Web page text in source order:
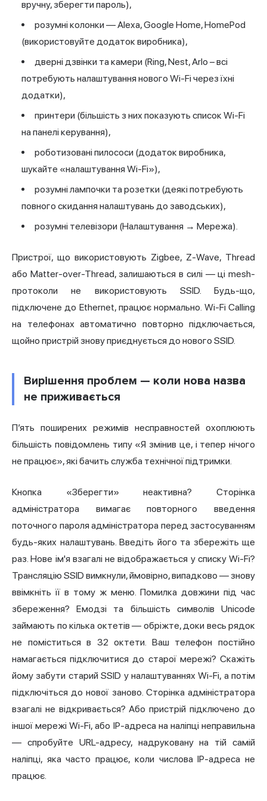
вручну, зберегти пароль),
розумні колонки — Alexa, Google Home, HomePod
(використовуйте додаток виробника),
дверні дзвінки та камери (Ring, Nest, Arlo – всі
потребують налаштування нового Wi-Fi через їхні
додатки),
принтери (більшість з них показують список Wi-Fi
на панелі керування),
роботизовані пилососи (додаток виробника,
шукайте «налаштування Wi-Fi»),
розумні лампочки та розетки (деякі потребують
повного скидання налаштувань до заводських),
розумні телевізори (Налаштування → Мережа).
Пристрої, що використовують Zigbee, Z-Wave, Thread
або Matter-over-Thread, залишаються в силі — ці mesh-
протоколи не використовують SSID. Будь-що,
підключене до Ethernet, працює нормально. Wi-Fi Calling
на телефонах автоматично повторно підключається,
щойно пристрій знову приєднується до нового SSID.
Вирішення проблем — коли нова назва
не приживається
П’ять поширених режимів несправностей охоплюють
більшість повідомлень типу «Я змінив це, і тепер нічого
не працює», які бачить служба технічної підтримки.
Кнопка «Зберегти» неактивна? Сторінка
адміністратора вимагає повторного введення
поточного пароля адміністратора перед застосуванням
будь-яких налаштувань. Введіть його та збережіть ще
раз. Нове ім'я взагалі не відображається у списку Wi-Fi?
Трансляцію SSID вимкнули, ймовірно, випадково — знову
ввімкніть її в тому ж меню. Помилка довжини під час
збереження? Емодзі та більшість символів Unicode
займають по кілька октетів — обріжте, доки весь рядок
не поміститься в 32 октети. Ваш телефон постійно
намагається підключитися до старої мережі? Скажіть
йому забути старий SSID у налаштуваннях Wi-Fi, а потім
підключіться до нової заново. Сторінка адміністратора
взагалі не відкривається? Або пристрій підключено до
іншої мережі Wi-Fi, або IP-адреса на наліпці неправильна
— спробуйте URL-адресу, надруковану на тій самій
наліпці, яка часто працює, коли числова IP-адреса не
працює.